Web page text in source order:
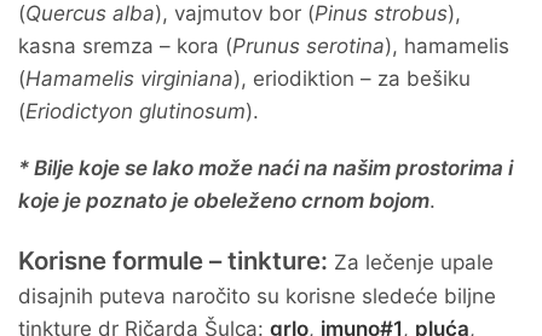
(Quercus alba), vajmutov bor (Pinus strobus),
kasna sremza – kora (Prunus serotina), hamamelis
(Hamamelis virginiana), eriodiktion – za bešiku
(Eriodictyon glutinosum).
* Bilje koje se lako može naći na našim prostorima i
koje je poznato je obeleženo crnom bojom.
Korisne formule – tinkture: Za lečenje upale
disajnih puteva naročito su korisne sledeće biljne
tinkture dr Ričarda Šulca: grlo, imuno#1, pluća,